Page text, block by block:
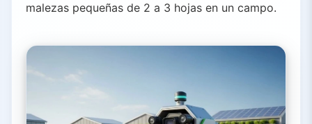
malezas pequeñas de 2 a 3 hojas en un campo.